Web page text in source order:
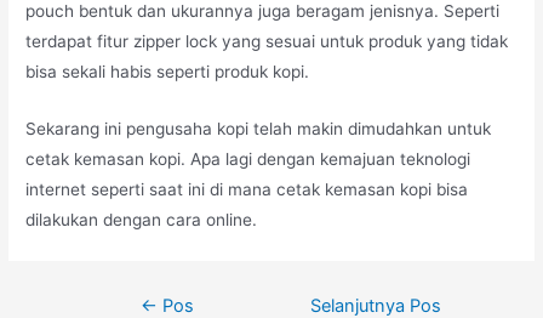
pouch bentuk dan ukurannya juga beragam jenisnya. Seperti
terdapat fitur zipper lock yang sesuai untuk produk yang tidak
bisa sekali habis seperti produk kopi.
Sekarang ini pengusaha kopi telah makin dimudahkan untuk
cetak kemasan kopi. Apa lagi dengan kemajuan teknologi
internet seperti saat ini di mana cetak kemasan kopi bisa
dilakukan dengan cara online.
← Pos Selanjutnya Pos